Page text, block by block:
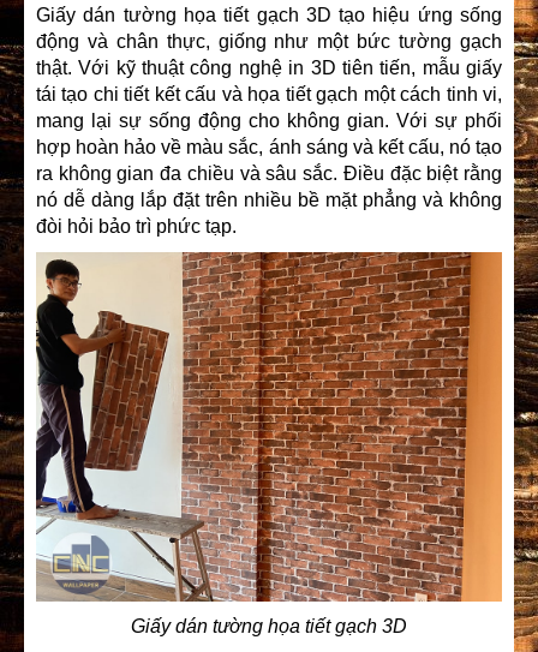
Giấy dán tường họa tiết gạch 3D tạo hiệu ứng sống
động và chân thực, giống như một bức tường gạch
thật. Với kỹ thuật công nghệ in 3D tiên tiến, mẫu giấy
tái tạo chi tiết kết cấu và họa tiết gạch một cách tinh vi,
mang lại sự sống động cho không gian. Với sự phối
hợp hoàn hảo về màu sắc, ánh sáng và kết cấu, nó tạo
ra không gian đa chiều và sâu sắc. Điều đặc biệt rằng
nó dễ dàng lắp đặt trên nhiều bề mặt phẳng và không
đòi hỏi bảo trì phức tạp.
Giấy dán tường họa tiết gạch 3D